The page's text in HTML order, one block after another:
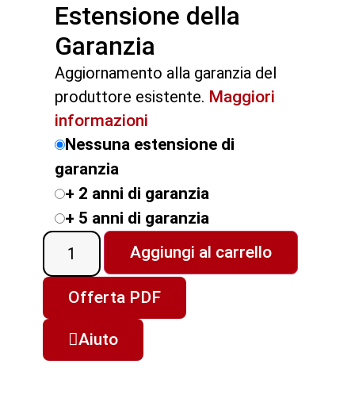
Estensione della
Garanzia
Aggiornamento alla garanzia del
produttore esistente. Maggiori
informazioni
Nessuna estensione di
garanzia
+ 2 anni di garanzia
+ 5 anni di garanzia
Aggiungi al carrello
Offerta PDF
Aiuto